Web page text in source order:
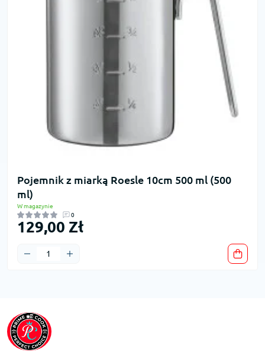
Pojemnik z miarką Roesle 10cm 500 ml (500
ml)
W magazynie
0
129,00 Zł